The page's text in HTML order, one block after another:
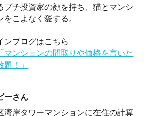
プチ投資家の顔を持ち、猫とマンシ
をこよなく愛する。
ンブログはこちら
「マンションの間取りや価格を言いた
題！」
ーさん
湾岸タワーマンションに在住の計算